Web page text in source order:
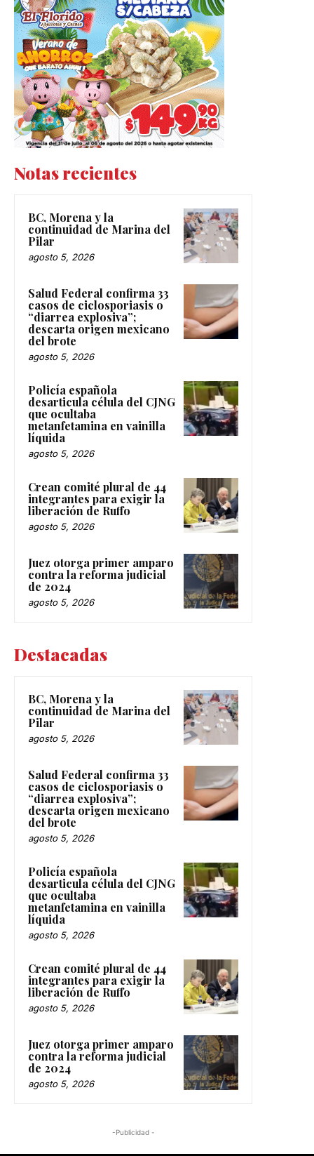
Notas recientes
BC, Morena y la
continuidad de Marina del
Pilar
agosto 5, 2026
Salud Federal confirma 33
casos de ciclosporiasis o
“diarrea explosiva”;
descarta origen mexicano
del brote
agosto 5, 2026
Policía española
desarticula célula del CJNG
que ocultaba
metanfetamina en vainilla
líquida
agosto 5, 2026
Crean comité plural de 44
integrantes para exigir la
liberación de Ruffo
agosto 5, 2026
Juez otorga primer amparo
contra la reforma judicial
de 2024
agosto 5, 2026
Destacadas
BC, Morena y la
continuidad de Marina del
Pilar
agosto 5, 2026
Salud Federal confirma 33
casos de ciclosporiasis o
“diarrea explosiva”;
descarta origen mexicano
del brote
agosto 5, 2026
Policía española
desarticula célula del CJNG
que ocultaba
metanfetamina en vainilla
líquida
agosto 5, 2026
Crean comité plural de 44
integrantes para exigir la
liberación de Ruffo
agosto 5, 2026
Juez otorga primer amparo
contra la reforma judicial
de 2024
agosto 5, 2026
-Publicidad -